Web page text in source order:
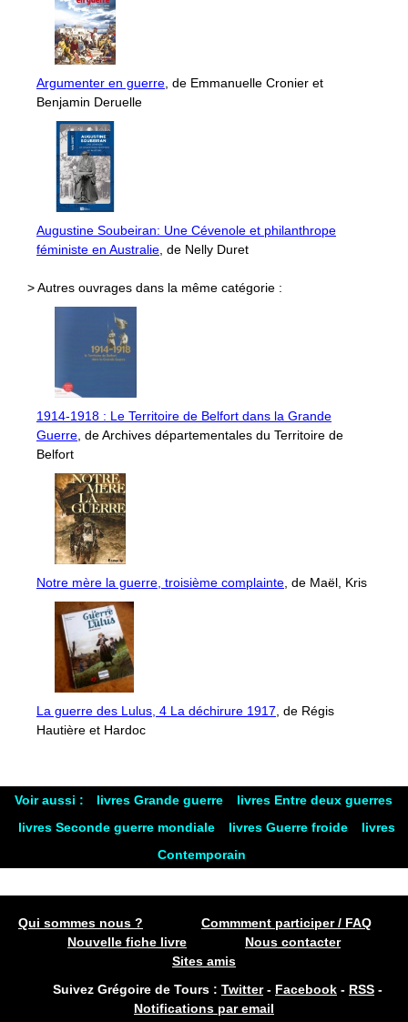
Argumenter en guerre , de Emmanuelle Cronier et
Benjamin Deruelle
Augustine Soubeiran: Une Cévenole et philanthrope
féministe en Australie , de Nelly Duret
> Autres ouvrages dans la même catégorie :
1914-1918 : Le Territoire de Belfort dans la Grande
Guerre , de Archives départementales du Territoire de
Belfort
Notre mère la guerre, troisième complainte , de Maël, Kris
La guerre des Lulus, 4 La déchirure 1917 , de Régis
Hautière et Hardoc
Voir aussi : livres Grande guerre
livres Entre deux guerres
livres Seconde guerre mondiale
livres Guerre froide
livres
Contemporain
Qui sommes nous ?
Commment participer / FAQ
Nouvelle fiche livre
Nous contacter
Sites amis
Suivez Grégoire de Tours : Twitter- Facebook - RSS -
Notifications par email